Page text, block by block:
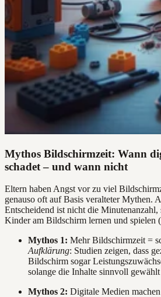
Mythos Bildschirmzeit: Wann
schadet – und wann nicht
Eltern haben Angst vor zu viel
genauso oft auf Basis veralteter Mythen.
Entscheidend ist nicht die
Kinder am Bildschirm lernen und spielen (
Mythos 1: Mehr Bildschirmzeit =
Aufklärung: Studien zeigen, dass
Bildschirm sogar
solange die Inhalte sinnvoll
Mythos 2: Digitale Medien